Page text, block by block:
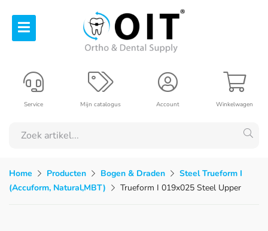
Winkelwagen
Account
Mijn catalogus
Service
Home Producten Bogen & Draden
Steel Trueform I
(Accuform, Natural,MBT)
Trueform I 019x025 Steel Upper